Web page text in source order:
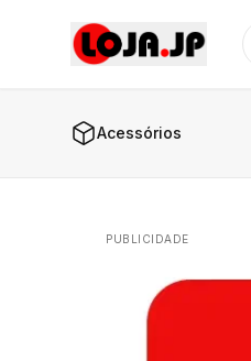
Acessórios
PUBLICIDADE